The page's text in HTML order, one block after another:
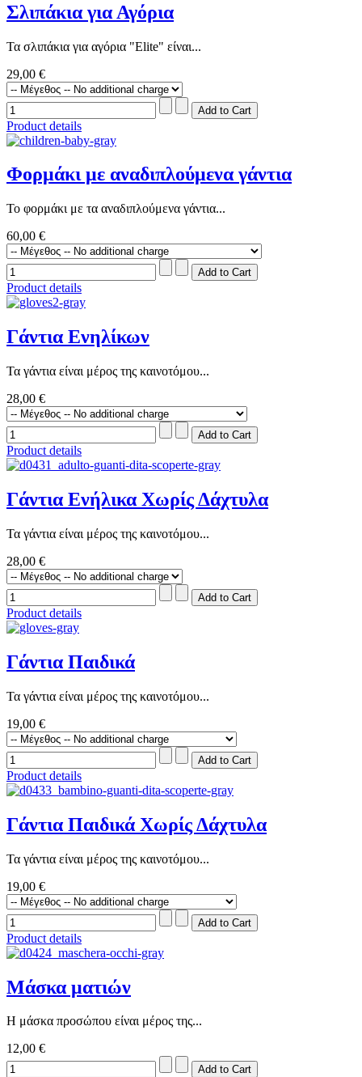
Σλιπάκια για Αγόρια
Τα σλιπάκια για αγόρια "Elite" είναι...
29,00 €
Product details
Φορμάκι με αναδιπλούμενα γάντια
Το φορμάκι με τα αναδιπλούμενα γάντια...
60,00 €
Product details
Γάντια Ενηλίκων
Τα γάντια είναι μέρος της καινοτόμου...
28,00 €
Product details
Γάντια Ενήλικα Χωρίς Δάχτυλα
Τα γάντια είναι μέρος της καινοτόμου...
28,00 €
Product details
Γάντια Παιδικά
Τα γάντια είναι μέρος της καινοτόμου...
19,00 €
Product details
Γάντια Παιδικά Χωρίς Δάχτυλα
Τα γάντια είναι μέρος της καινοτόμου...
19,00 €
Product details
Μάσκα ματιών
Η μάσκα προσώπου είναι μέρος της...
12,00 €